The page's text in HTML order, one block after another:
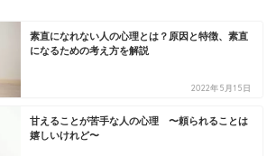
素直になれない人の心理とは？原因と特徴、素直
になるための考え方を解説
2022年5月15日
甘えることが苦手な人の心理 〜頼られることは
嬉しいけれど〜